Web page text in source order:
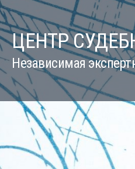
ЦЕНТР
Независимая